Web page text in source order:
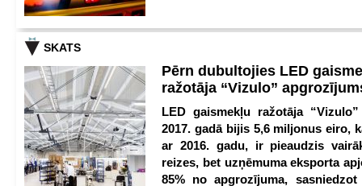
SKATS
Pērn dubultojies LED
ražotāja “Vizulo”
LED gaismekļu ražotāja
2017. gadā bijis 5,6 miljonus eiro,
ar 2016. gadu, ir pieaudzis
reizes, bet uzņēmuma eksporta
85% no apgrozījuma,